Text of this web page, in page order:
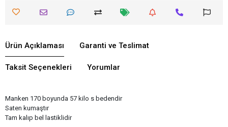
Ürün Açıklaması Garanti ve Teslimat
Taksit Seçenekleri Yorumlar
Manken 170 boyunda 57 kilo s bedendir
Saten kumaştır
Tam kalıp bel lastiklidir